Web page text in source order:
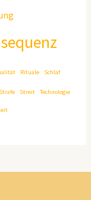
Rituale Schlaf
Strafe Streit Technologie